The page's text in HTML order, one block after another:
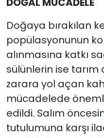
Doğaya bırakılan
popülasyonunun
alınmasına katkı
sülünlerin ise
zarara yol açan
mücadelede
edildi. Salım
tutulumuna karşı